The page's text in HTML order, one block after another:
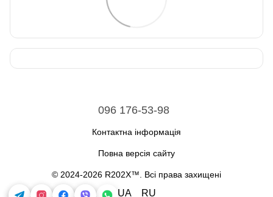
096 176-53-98
Контактна інформація
Повна версія сайту
© 2024-2026 R202X™. Всі права захищені
UA RU